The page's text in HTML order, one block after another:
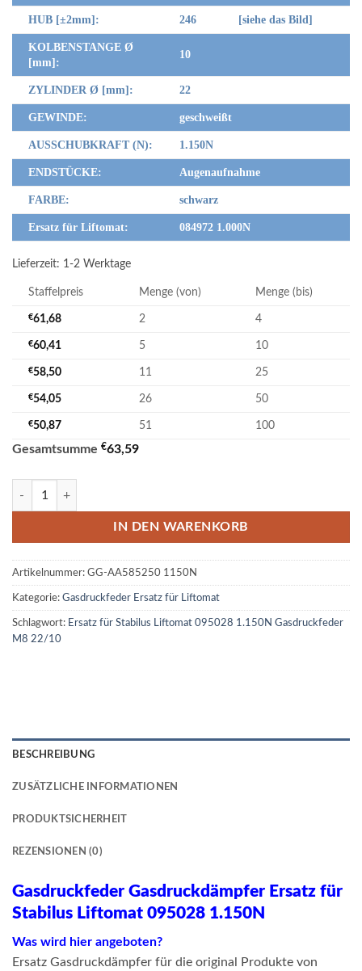
HUB [±2mm]: 246 [siehe das Bild]
KOLBENSTANGE Ø
[mm]:
10
ZYLINDER Ø [mm]: 22
GEWINDE: geschweißt
AUSSCHUBKRAFT (N): 1.150N
ENDSTÜCKE: Augenaufnahme
FARBE: schwarz
Ersatz für Liftomat: 084972 1.000N
Lieferzeit: 1-2 Werktage
Staffelpreis Menge (von) Menge (bis)
€61,68 2 4
€60,41 5 10
€58,50 11 25
€54,05 26 50
€50,87 51 100
Gesamtsumme €63,59
Ersatz für Stabilus Liftomat 095028 1.150N Gasdruckfeder 22/10
IN DEN WARENKORB
Artikelnummer: GG-AA585250 1150N
Kategorie: Gasdruckfeder Ersatz für Liftomat
Schlagwort: Ersatz für Stabilus Liftomat 095028 1.150N Gasdruckfeder
M8 22/10
BESCHREIBUNG
ZUSÄTZLICHE INFORMATIONEN
PRODUKTSICHERHEIT
REZENSIONEN (0)
Gasdruckfeder Gasdruckdämpfer Ersatz für
Stabilus Liftomat 095028 1.150N
Was wird hier angeboten?
Ersatz Gasdruckdämpfer für die original Produkte von